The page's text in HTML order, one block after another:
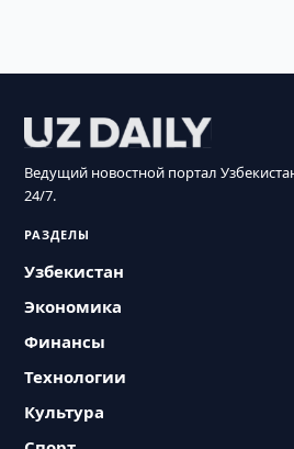
Ведущий новостной портал
24/7.
РАЗДЕЛЫ
Узбекистан
Экономика
Финансы
Технологии
Культура